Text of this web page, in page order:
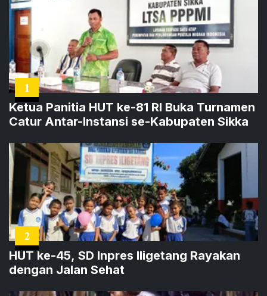
1
Ketua Panitia HUT ke-81 RI Buka Turnamen
Catur Antar-Instansi se-Kabupaten Sikka
2
HUT ke-45, SD Inpres Iligetang Rayakan
dengan Jalan Sehat